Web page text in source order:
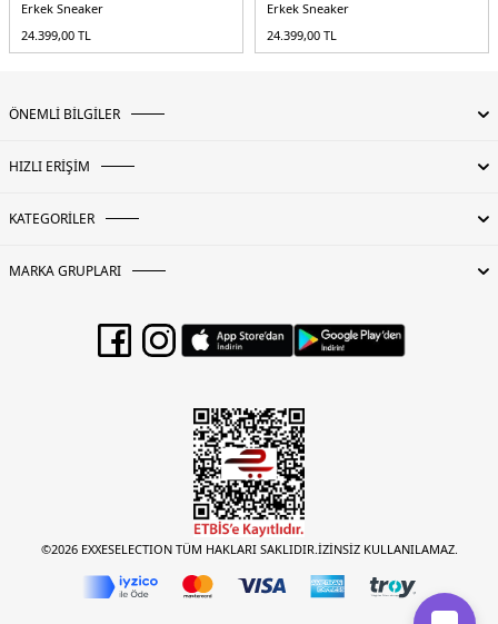
Erkek Sneaker
24.399,00 TL
Erkek Sneaker
24.399,00 TL
ÖNEMLİ BİLGİLER
HIZLI ERİŞİM
KATEGORİLER
MARKA GRUPLARI
©2026 EXXESELECTION TÜM HAKLARI SAKLIDIR.İZİNSİZ KULLANILAMAZ.